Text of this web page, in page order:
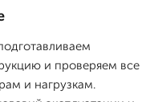
и проверяем все
и нагрузкам.